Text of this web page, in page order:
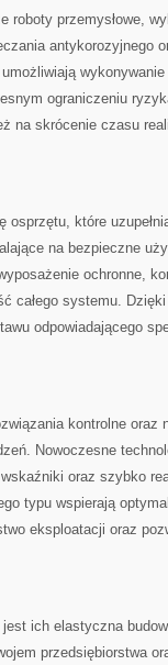
roboty przemysłowe,
antykorozyjnego
ograniczeniu
na skrócenie czasu
osprzętu, które
na bezpieczne
ochronne,
całego systemu.
odpowiadającego
kontrolne oraz
Nowoczesne
oraz szybko
typu wspierają
eksploatacji oraz
ich elastyczna
przedsiębiorstwa